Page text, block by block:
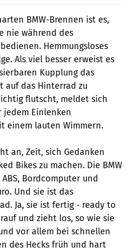
BMW-Brennen ist es,
nie während des
Hemmungsloses
Als viel besser erweist es
Kupplung das
auf das Hinterrad zu
flutscht, meldet sich
Einlenken
einem lauten Wimmern.
an, Zeit, sich Gedanken
Bikes zu machen. Die BMW
ABS, Bordcomputer und
Und sie ist das
Ja, sie ist fertig - ready to
und zieht los, so wie sie
vor allem bei schnellen
des Hecks früh und hart